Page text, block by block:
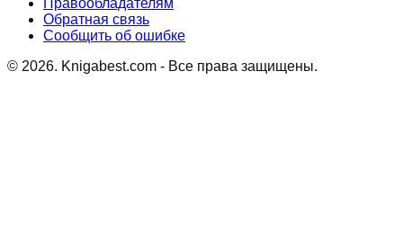
Правообладателям
Обратная связь
Сообщить об ошибке
© 2026. Knigabest.com - Все права защищены.